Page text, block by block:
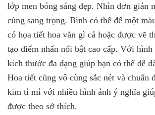
lớp men bóng sáng đẹp. Nhìn đơn giản
cùng sang trọng. Bình có thể để một
có họa tiết hoa văn gì cả hoặc được vẽ
tạo điểm nhấn nổi bật cao cấp. Với hình
kích thước đa dạng giúp bạn có thể dễ
Hoa tiết cũng vô cùng sắc nét và chuẩn
kim tỉ mỉ với nhiều hình ảnh ý nghĩa
được theo sở thích.